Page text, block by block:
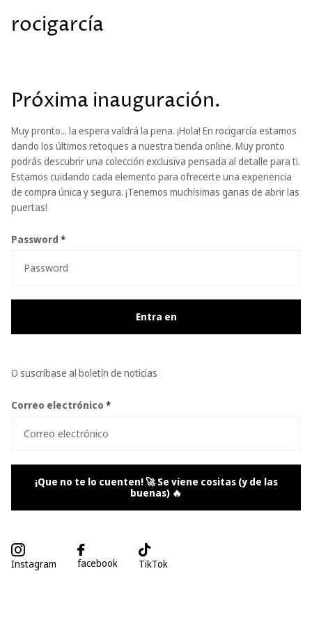
rocigarcía
Próxima inauguración.
Muy pronto... la espera valdrá la pena. ¡Hola! En rocigarcía estamos
dando los últimos retoques a nuestra tienda online. Muy pronto
podrás descubrir una colección exclusiva pensada al detalle para ti.
Estamos cuidando cada elemento para ofrecerte una experiencia
de compra única y segura. ¡Tenemos muchísimas ganas de abrir las
puertas!
Password *
Entra en
O suscríbase al boletín de noticias
Correo electrónico *
¡Que no te lo cuenten! 🚀 Se viene cositas (y de las
buenas) 🔥
Instagram facebook TikTok